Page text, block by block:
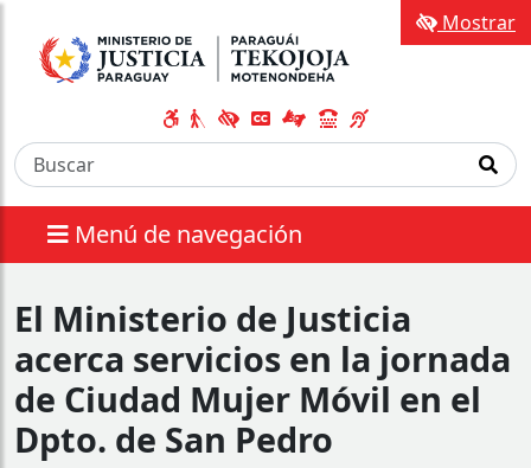
Menú de navegación
Mostrar
El Ministerio de Justicia
acerca servicios en la jornada
de Ciudad Mujer Móvil en el
Dpto. de San Pedro